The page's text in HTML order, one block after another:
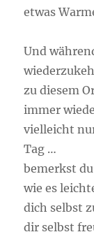
etwas
Und
zu diesem
immer
vielleicht
Tag …
bemerkst
wie es
dich selbst
dir selbst